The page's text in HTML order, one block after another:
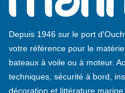
Depuis 1946 sur le port
votre référence pour le
bateaux à voile ou à moteur.
techniques, sécurité à bord,
décoration et littérature